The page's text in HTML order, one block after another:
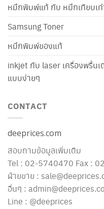
หมึกพิมพ์แท้ กับ หมึกเทียบเ
Samsung Toner
หมึกพิมพ์ของแท้
inkjet กับ laser เครื่องพริ้นเ
แบบง่ายๆ
CONTACT
deeprices.com
สอบถามข้อมูลเพิ่มเติม
Tel : 02-5740470 Fax :
ฝ่ายขาย :
อื่นๆ :
Line : @deeprices